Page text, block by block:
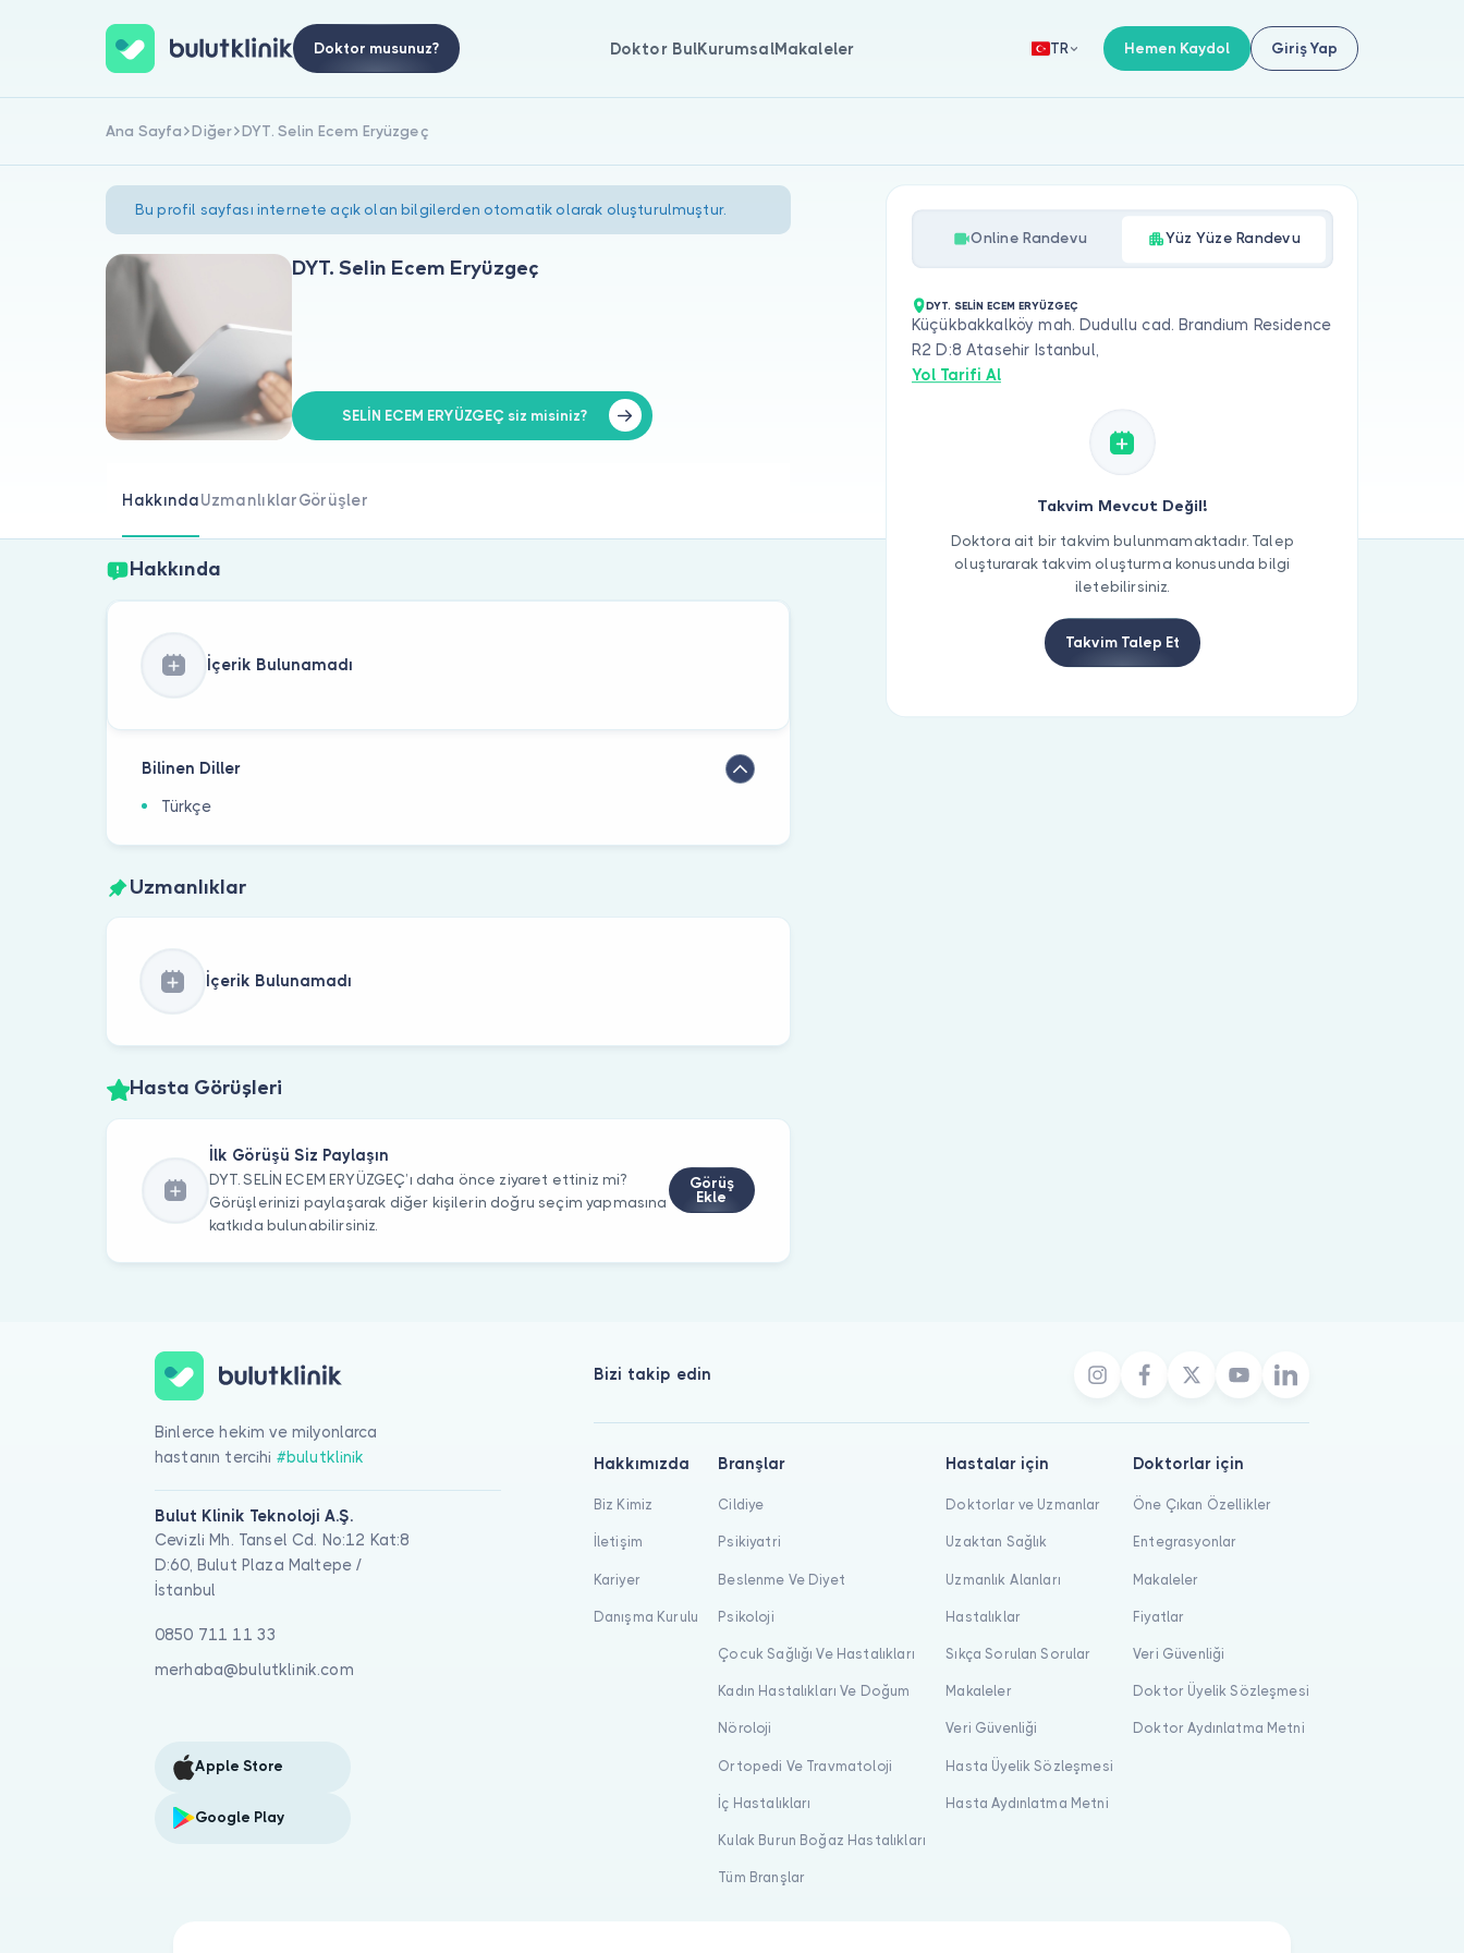
Doktor musunuz? Doktor BulKurumsalMakaleler TR Hemen Kaydol Giriş Yap
Ana Sayfa Diğer DYT. Selin Ecem Eryüzgeç
Bu profil sayfası internete açık olan bilgilerden otomatik olarak oluşturulmuştur.
DYT. Selin Ecem Eryüzgeç
SELİN ECEM ERYÜZGEÇ siz misiniz?
HakkındaUzmanlıklarGörüşler
Hakkında
İçerik Bulunamadı
Bilinen Diller
Türkçe
Uzmanlıklar
İçerik Bulunamadı
Hasta Görüşleri
İlk Görüşü Siz Paylaşın
DYT. SELİN ECEM ERYÜZGEÇ’ı daha önce ziyaret ettiniz mi?
Görüşlerinizi paylaşarak diğer kişilerin doğru seçim yapmasına
katkıda bulunabilirsiniz.
Görüş
Ekle
Online Randevu Yüz Yüze Randevu
DYT. SELİN ECEM ERYÜZGEÇ
Küçükbakkalköy mah. Dudullu cad. Brandium Residence
R2 D:8 Atasehir Istanbul,
Yol Tarifi Al
Takvim Mevcut Değil!
Doktora ait bir takvim bulunmamaktadır. Talep
oluşturarak takvim oluşturma konusunda bilgi
iletebilirsiniz.
Takvim Talep Et
Binlerce hekim ve milyonlarca
hastanın tercihi #bulutklinik
Bulut Klinik Teknoloji A.Ş.
Cevizli Mh. Tansel Cd. No:12 Kat:8
D:60, Bulut Plaza Maltepe /
İstanbul
0850 711 11 33
merhaba@bulutklinik.com
Apple Store
Google Play
Bizi takip edin
Hakkımızda
Biz Kimiz
İletişim
Kariyer
Danışma Kurulu
Branşlar
Cildiye
Psikiyatri
Beslenme Ve Diyet
Psikoloji
Çocuk Sağlığı Ve Hastalıkları
Kadın Hastalıkları Ve Doğum
Nöroloji
Ortopedi Ve Travmatoloji
İç Hastalıkları
Kulak Burun Boğaz Hastalıkları
Tüm Branşlar
Hastalar için
Doktorlar ve Uzmanlar
Uzaktan Sağlık
Uzmanlık Alanları
Hastalıklar
Sıkça Sorulan Sorular
Makaleler
Veri Güvenliği
Hasta Üyelik Sözleşmesi
Hasta Aydınlatma Metni
Doktorlar için
Öne Çıkan Özellikler
Entegrasyonlar
Makaleler
Fiyatlar
Veri Güvenliği
Doktor Üyelik Sözleşmesi
Doktor Aydınlatma Metni